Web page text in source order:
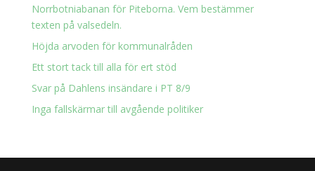
Norrbotniabanan för Piteborna. Vem bestämmer
texten på valsedeln.
Höjda arvoden för kommunalråden
Ett stort tack till alla för ert stöd
Svar på Dahlens insändare i PT 8/9
Inga fallskärmar till avgående politiker